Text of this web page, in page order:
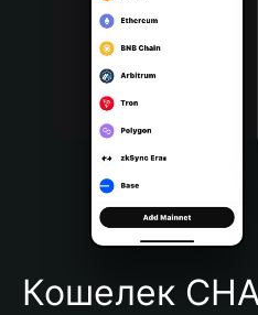
Português (Portugal)
Bahasa Indonesia
Português (Brasil)
Español (Argentina)
Кошелек